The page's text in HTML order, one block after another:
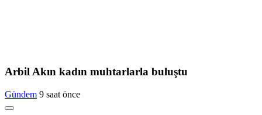
Arbil Akın kadın muhtarlarla buluştu
Gündem 9 saat önce